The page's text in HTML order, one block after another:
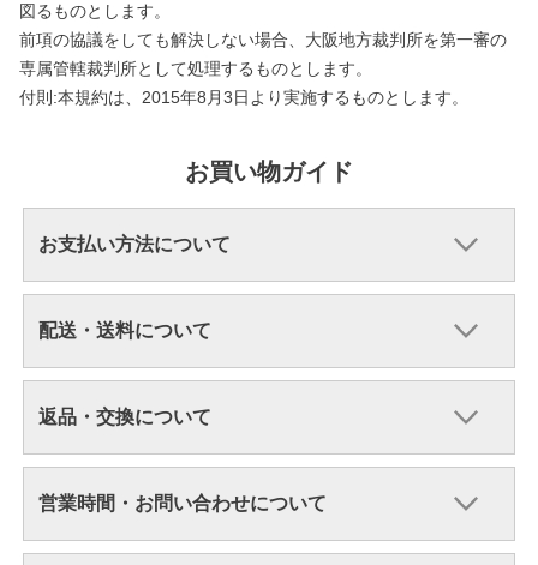
図るものとします。
前項の協議をしても解決しない場合、大阪地方裁判所を第一審の
専属管轄裁判所として処理するものとします。
付則:本規約は、2015年8月3日より実施するものとします。
お買い物ガイド
お支払い方法について
配送・送料について
返品・交換について
営業時間・お問い合わせについて